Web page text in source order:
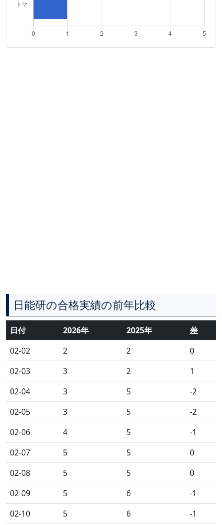
日能研の合格実績の前年比較
日付 2026年 2025年
差
02-02
2 2
0
02-03
3 2
1
02-04
3 5
-2
02-05
3 5
-2
02-06
4 5
-1
02-07
5 5
0
02-08
5 5
0
02-09
5 6
-1
02-10
5 6
-1